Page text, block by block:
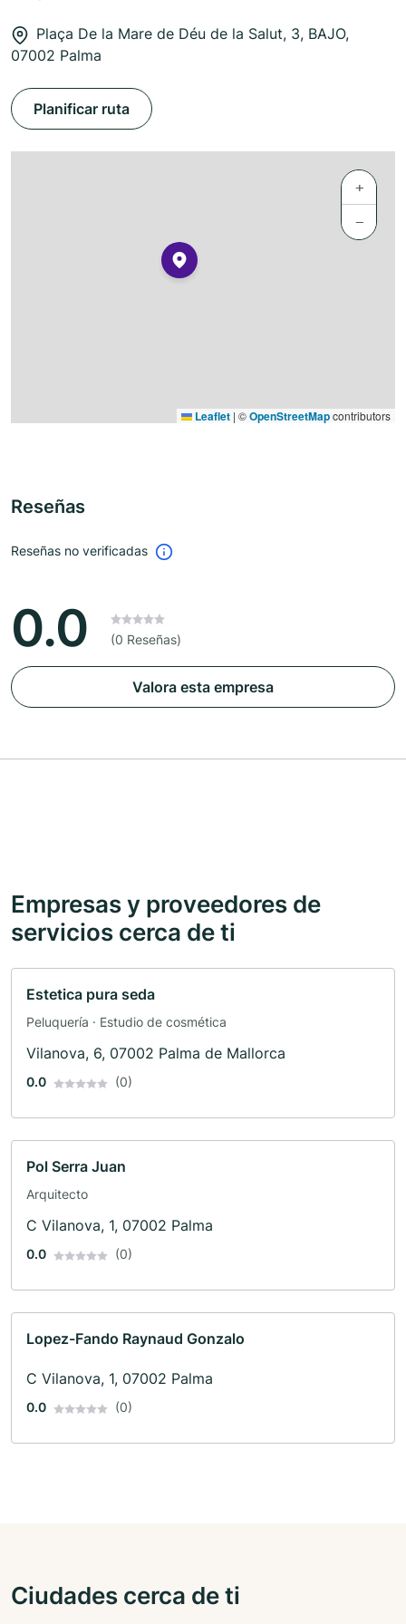
Plaça De la Mare de Déu de la Salut, 3, BAJO,
07002 Palma
Planificar ruta
+
−
Leaflet | ©OpenStreetMapcontributors
Reseñas
Reseñas no verificadas
0.0 (0 Reseñas)
Valora esta empresa
Empresas y proveedores de
servicios cerca de ti
Estetica pura seda
Peluquería · Estudio de cosmética
Vilanova, 6, 07002 Palma de Mallorca
0.0 (0)
Pol Serra Juan
Arquitecto
C Vilanova, 1, 07002 Palma
0.0 (0)
Lopez-Fando Raynaud Gonzalo
C Vilanova, 1, 07002 Palma
0.0 (0)
Ciudades cerca de ti